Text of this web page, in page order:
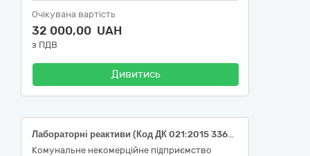
Очікувана вартість
32 000,00 UAH
з ПДВ
Дивитись
Лабораторні реактиви (Код ДК 021:2015 33690000-3 – Лікарські засоби різні) (Лабораторні реактиви: ДК 33696500-0 – Лабораторні реактиви)
Комунальне некомерційне підприємство